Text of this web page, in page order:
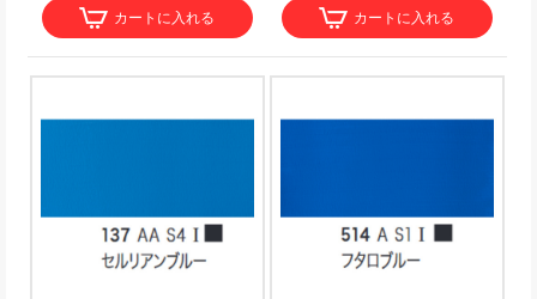
カートに入れる カートに入れる